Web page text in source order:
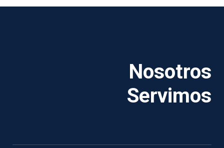
Nosotros
Servimos